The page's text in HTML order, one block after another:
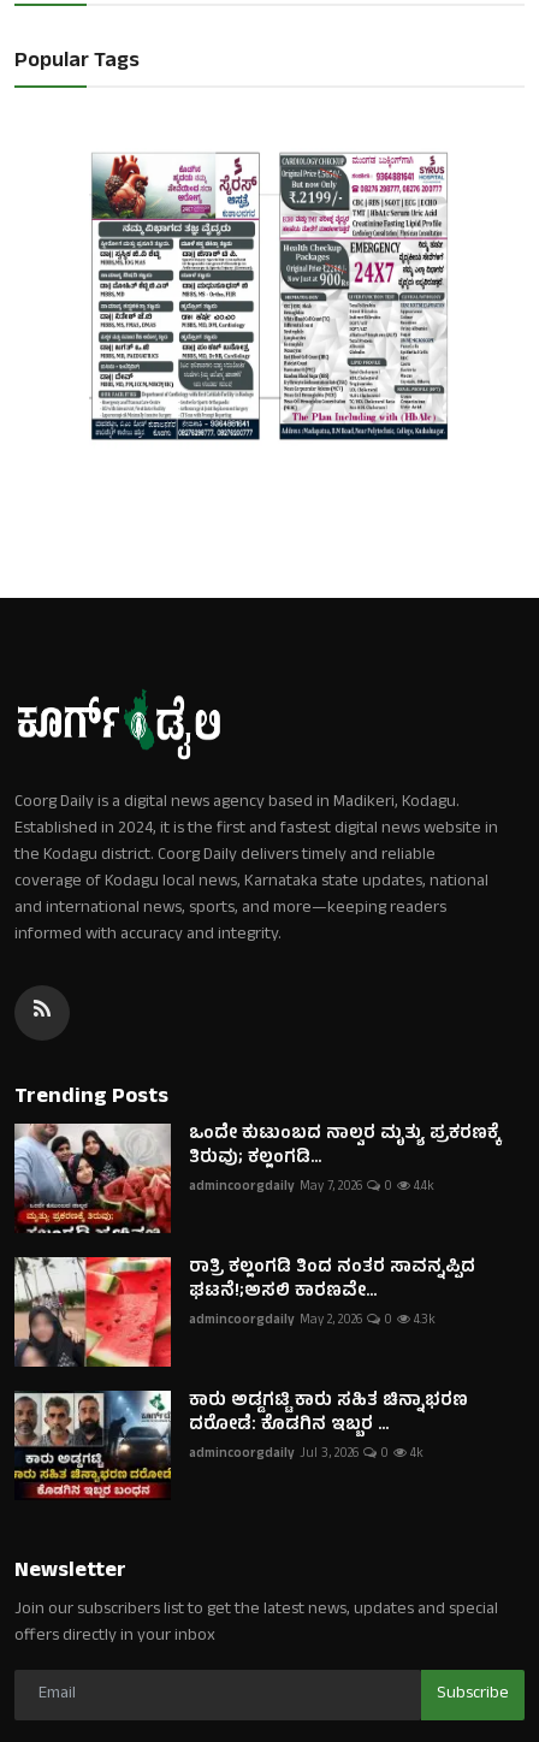
Popular Tags
Coorg Daily is a digital news agency based in Madikeri, Kodagu.
Established in 2024, it is the first and fastest digital news website in
the Kodagu district. Coorg Daily delivers timely and reliable
coverage of Kodagu local news, Karnataka state updates, national
and international news, sports, and more—keeping readers
informed with accuracy and integrity.
Trending Posts
ಒಂದೇ ಕುಟುಂಬದ ನಾಲ್ವರ ಮೃತ್ಯು ಪ್ರಕರಣಕ್ಕೆ
ತಿರುವು; ಕಲ್ಲಂಗಡಿ...
admincoorgdaily May 7, 2026 0 4.4k
ರಾತ್ರಿ ಕಲ್ಲಂಗಡಿ ತಿಂದ ನಂತರ ಸಾವನ್ನಪ್ಪಿದ
ಘಟನೆ!;ಅಸಲಿ ಕಾರಣವೇ...
admincoorgdaily May 2, 2026 0 4.3k
ಕಾರು ಅಡ್ಡಗಟ್ಟಿ ಕಾರು ಸಹಿತ ಚಿನ್ನಾಭರಣ
ದರೋಡೆ: ಕೊಡಗಿನ ಇಬ್ಬರ ...
admincoorgdaily Jul 3, 2026 0 4k
Newsletter
Join our subscribers list to get the latest news, updates and special
offers directly in your inbox
Subscribe